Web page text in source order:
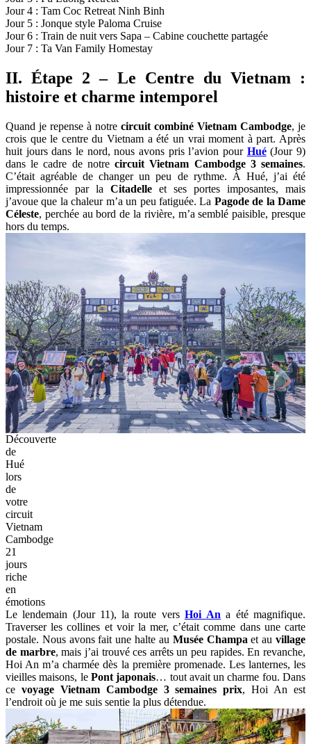
Jour 4 : Tam Coc Retreat Ninh Binh
Jour 5 : Jonque style Paloma Cruise
Jour 6 : Train de nuit vers Sapa – Cabine couchette partagée
Jour 7 : Ta Van Family Homestay
II. Étape 2 – Le Centre du Vietnam :
histoire et charme intemporel
Quand je repense à notre circuit combiné Vietnam Cambodge, je
crois que le centre du Vietnam a été un vrai moment à part. Après
huit jours dans le nord, nous avons pris l’avion pour Hué(Jour 9)
dans le cadre de notrecircuit Vietnam Cambodge 3 semaines.
C’était agréable de changer un peu de rythme. À Hué, j’ai été
impressionnée par la Citadelle et ses portes imposantes, mais
j’avoue que la chaleur m’a un peu fatiguée. La Pagode de la Dame
Céleste, perchée au bord de la rivière, m’a semblé paisible, presque
hors du temps.
Découverte
de
Hué
lors
de
votre
circuit
Vietnam
Cambodge
21
jours
riche
en
émotions
Le lendemain (Jour 11), la route vers Hoi An a été magnifique.
Traverser les collines et voir la mer, c’était comme dans une carte
postale. Nous avons fait une halte au Musée Champa et auvillage
de marbre, mais j’ai trouvé ces arrêts un peu rapides. En revanche,
Hoi An m’a charmée dès la première promenade. Les lanternes, les
vieilles maisons, le Pont japonais… tout avait un charme fou. Dans
ce voyage Vietnam Cambodge 3 semaines prix, Hoi An est
l’endroit où je me suis sentie la plus détendue.